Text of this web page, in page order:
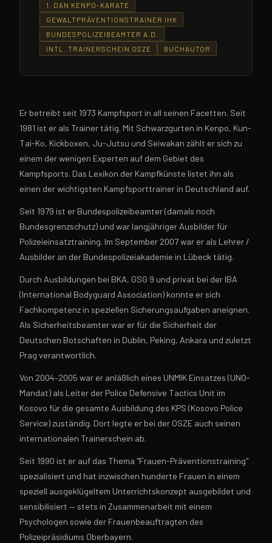
1. DAN KENPO-KARATE
GEWALTPRÄVENTIONSTRAINER IHK
BUNDESPOLIZEIBEAMTER A.D.
INTL. TRAINERSCHEIN OSZE
BUCHAUTOR
Er betreibt seit 1973 Kampfsport in all seinen Facetten. Seit
1981 ist er als Trainer tätig. Mit Schwarzgurten in Kenpo, Kun-
Tai-Ko, Kickboxen, Ju-Jutsu und Seiwakan zählt er sich zu
einem der wenigen Experten auf dem Gebiet des
Kampfsports. Das Lexikon der Kampfkünste listet ihn als
einen der wichtigsten Kampfsporttrainer in Deutschland auf.
Seit 1979 ist er Bundespolizeibeamter (damals noch
Bundesgrenzschutz) und war langjähriger Ausbilder für
Polizeieinsatztraining. Im September 2007 war er als Lehrer /
Ausbilder an der Bundespolizeiakademie in Lübeck tätig.
Durch Ausbildungen bei BKA, GSG 9 und privat bei der IBA
(International Bodyguard Association) konnte er sich
Fachkompetenz in speziellen Sicherungsaufgaben aneignen.
Als Sicherheitsbeamter war er für die Sicherheit der
Deutschen Botschaften in Dublin, Peking, Ankara und zuletzt
Prag verantwortlich.
Von 2004–2005 war er anläßlich eines UNMIK Einsatzes (UNO-
Mandat) als Leiter der Police Defensive Tactics Unit im
Kosovo für die gesamte Ausbildung des KPS (Kosovo Police
Service) zuständig. Dort legte er bei der OSZE auch seinen
internationalen Trainerschein ab.
Seit 1990 ist er auf das Thema "Frauen-Präventionstraining"
spezialisiert und hat inzwischen hunderte Frauen in einem
speziell ausgeklügeltem Unterrichtskonzept ausgebildet und
sensibilisiert — stets in Zusammenarbeit mit einem
Psychologen sowie der Frauenbeauftragten des
Polizeipräsidiums Oberbayern.